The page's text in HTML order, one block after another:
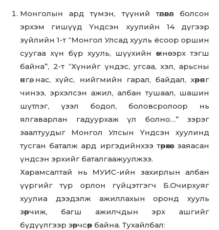
Монголын ард түмэн, түүний төлөөлөл болсон
эрхэм гишүүд Үндсэн хуулийн 14 дүгээр
зүйлийн 1-т “Монгол Улсад хууль ёсоор оршин
суугаа хүн бүр хууль, шүүхийн өмнө эрх тэгш
байна”, 2-т “Хүнийг үндэс, угсаа, хэл, арьсны
өнгө, нас, хүйс, нийгмийн гарал, байдал, хөрөнгө
чинээ, эрхэлсэн ажил, албан тушаал, шашин
шүтлэг, үзэл бодол, боловсролоор нь
ялгаварлан гадуурхаж үл болно…” зэрэг
заалтуудыг Монгол Улсын Үндсэн хуулинд
тусган баталж ард иргэдийнхээ төрөхөөс заяасан
үндсэн эрхийг баталгаажуулжээ.
Харамсалтай нь МУИС-ийн захирлын албан
үүргийг түр орлон гүйцэтгэгч Б.Очирхуяг
хуулиа дээдэлж ажиллахын оронд хууль
зөрчиж, багш ажилчдын эрх ашгийг
бүдүүлгээр зөрчсөөр байна. Тухайлбал: